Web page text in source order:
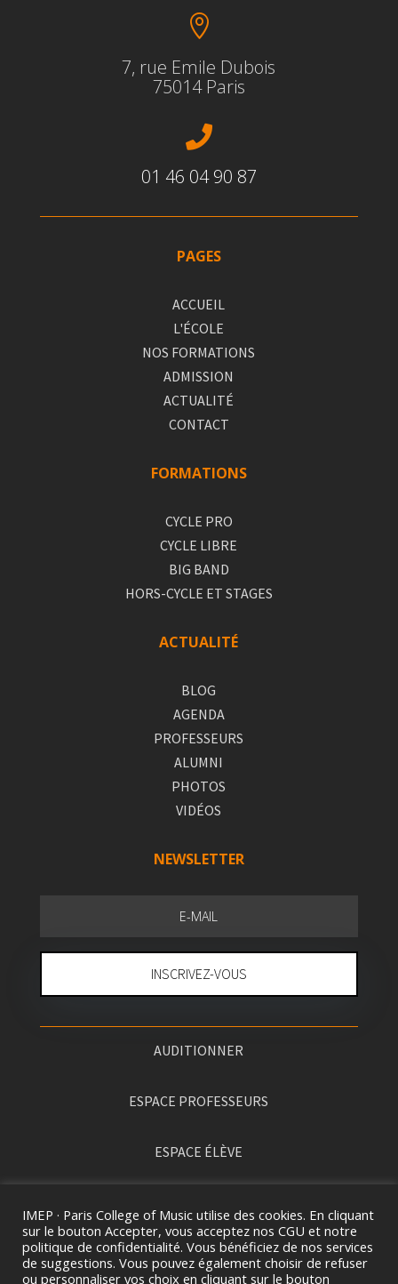

7, rue Emile Dubois
75014 Paris

01 46 04 90 87
PAGES
ACCUEIL
L'ÉCOLE
NOS FORMATIONS
ADMISSION
ACTUALITÉ
CONTACT
FORMATIONS
CYCLE PRO
CYCLE LIBRE
BIG BAND
HORS-CYCLE ET STAGES
ACTUALITÉ
BLOG
AGENDA
PROFESSEURS
ALUMNI
PHOTOS
VIDÉOS
NEWSLETTER
INSCRIVEZ-VOUS
AUDITIONNER
ESPACE PROFESSEURS
ESPACE ÉLÈVE
IMEP · Paris College of Music utilise des cookies. En cliquant
sur le bouton Accepter, vous acceptez nos CGU et notre
politique de confidentialité. Vous bénéficiez de nos services
de suggestions. Vous pouvez également choisir de refuser
ou personnaliser vos choix en cliquant sur le bouton